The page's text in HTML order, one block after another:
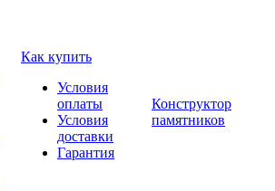
Как купить
Условия
оплаты
Условия
доставки
Гарантия
Конструктор
памятников